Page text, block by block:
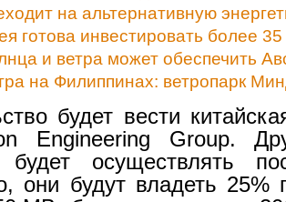
на альтернативную
готова инвестировать более
и ветра может обеспечить
на Филиппинах: ветропарк
будет вести
Engineering Group.
будет осуществлять
они будут владеть 25%